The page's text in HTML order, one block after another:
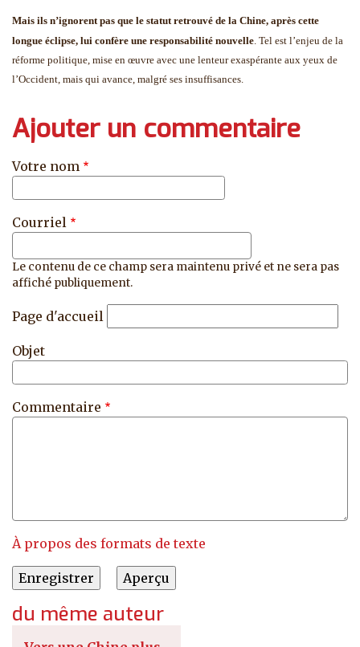
Mais ils n’ignorent pas que le statut retrouvé de la Chine, après cette
longue éclipse, lui confère une responsabilité nouvelle. Tel est l’enjeu de la
réforme politique, mise en œuvre avec une lenteur exaspérante aux yeux de
l’Occident, mais qui avance, malgré ses insuffisances.
Ajouter un commentaire
Votre nom
Courriel
Le contenu de ce champ sera maintenu privé et ne sera pas
affiché publiquement.
Page d'accueil
Objet
Commentaire
À propos des formats de texte
du même auteur